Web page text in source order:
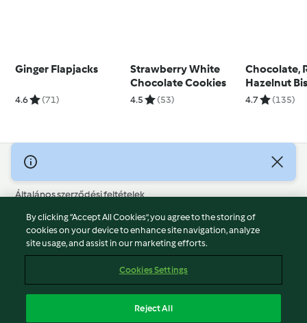
Ginger Flapjacks
4.6 (71)
Strawberry White
Chocolate Cookies
4.5 (53)
Chocolate,
Hazelnut
4.7 (135)
© Szerzői jog 2026
Általános szerződési feltételek
Adatvédelmi irányelvek
Jogi nyilatkozat
Cégjelzés
Jelentés tartalma
Hozzáférhetőségi nyilatkozat
By clicking “Accept All Cookies”, you agree to the storing of
cookies on your device to enhance site navigation, analyze
site usage, and assist in our marketing efforts.
Cookies Settings
Reject All